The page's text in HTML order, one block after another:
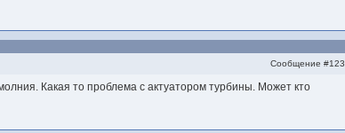
Сообщение #123
Какая то проблема с актуатором турбины. Может кто